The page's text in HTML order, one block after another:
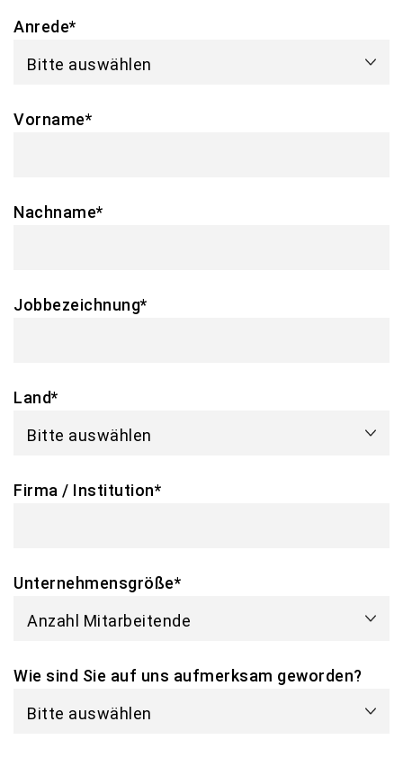
Anrede*
Vorname*
Nachname*
Jobbezeichnung*
Land*
Firma / Institution*
Unternehmensgröße*
Wie sind Sie auf uns aufmerksam geworden?